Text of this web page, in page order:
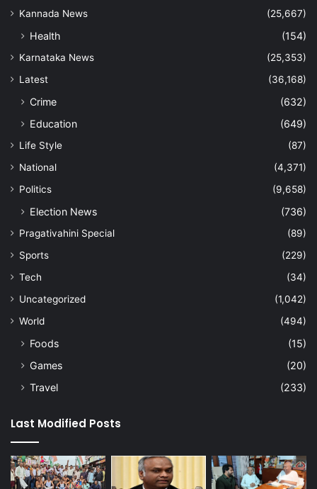
Kannada News
(25,667)
Health (154)
Karnataka News
(25,353)
Latest
(36,168)
Crime
(632)
Education
(649)
Life Style
(87)
National
(4,371)
Politics
(9,658)
Election News (736)
Pragativahini Special
(89)
Sports
(229)
Tech
(34)
Uncategorized
(1,042)
World
(494)
Foods
(15)
Games
(20)
Travel
(233)
Last Modified Posts